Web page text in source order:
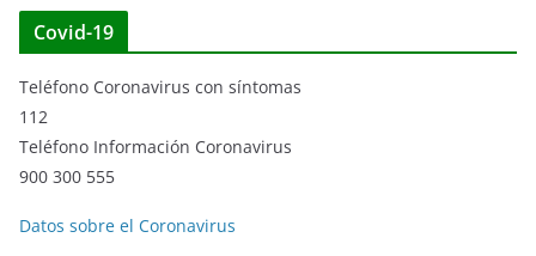
Covid-19
Teléfono Coronavirus con síntomas
112
Teléfono Información Coronavirus
900 300 555
Datos sobre el Coronavirus